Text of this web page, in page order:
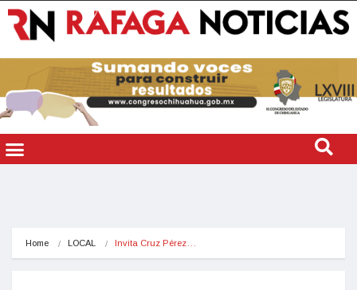
Home LOCAL Invita Cruz Pérez…